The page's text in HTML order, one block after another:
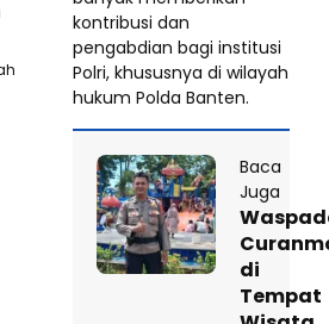
kontribusi dan
pengabdian bagi institusi
Polri, khususnya di wilayah
hukum Polda Banten.
Baca
Juga
di
Tempat